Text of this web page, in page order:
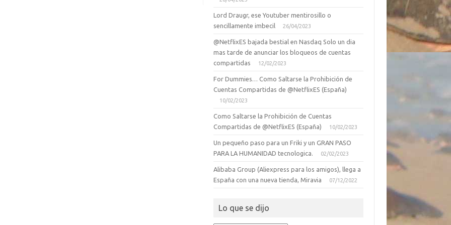
Lord Draugr, ese Youtuber mentirosillo o
sencillamente imbecil
26/04/2023
@NetflixES bajada bestial en Nasdaq Solo un dia
mas tarde de anunciar los bloqueos de cuentas
compartidas
12/02/2023
For Dummies… Como Saltarse la Prohibición de
Cuentas Compartidas de @NetflixES (España)
10/02/2023
Como Saltarse la Prohibición de Cuentas
Compartidas de @NetflixES (España)
10/02/2023
Un pequeño paso para un Friki y un GRAN PASO
PARA LA HUMANIDAD tecnologica.
02/02/2023
Alibaba Group (Aliexpress para los amigos), llega a
España con una nueva tienda, Miravia
07/12/2022
Lo que se dijo